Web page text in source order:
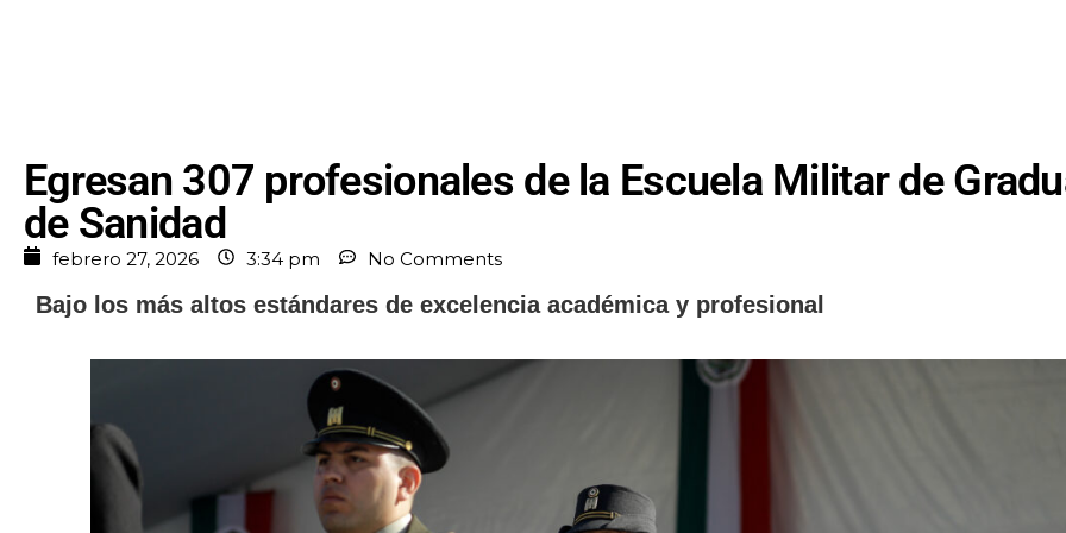
Egresan 307 profesionales de la Escuela Militar de
de Sanidad
febrero 27, 2026 3:34 pm No Comments
Bajo los más altos estándares de excelencia académica y profesional